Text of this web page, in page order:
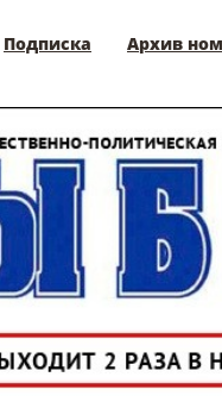
Подписка Архив